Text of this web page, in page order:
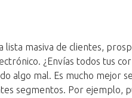
lista masiva de clientes,
¿Envías todos tus
algo mal. Es mucho mejor
segmentos. Por ejemplo,